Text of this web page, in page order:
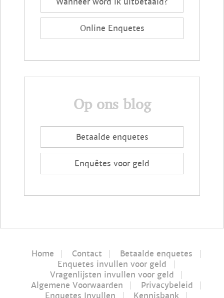
Online Enquetes
Op ons blog
Betaalde enquetes
Enquêtes voor geld
Home Contact
Betaalde enquetes
Enquetes invullen voor geld
Vragenlijsten invullen voor geld
Algemene Voorwaarden
Privacybeleid
Enquetes Invullen
Kennisbank